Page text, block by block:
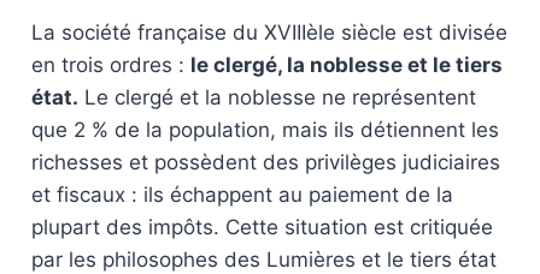
La société française du XVIIIèle siècle est divisée
en trois ordres : le clergé, la noblesse et le tiers
état. Le clergé et la noblesse ne représentent
que 2 % de la population, mais ils détiennent les
richesses et possèdent des privilèges judiciaires
et fiscaux : ils échappent au paiement de la
plupart des impôts. Cette situation est critiquée
par les philosophes des Lumières et le tiers état